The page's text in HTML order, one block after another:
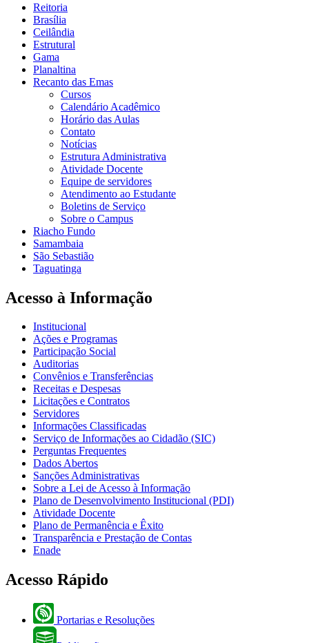
Reitoria
Brasília
Ceilândia
Estrutural
Gama
Planaltina
Recanto das Emas
Cursos
Calendário Acadêmico
Horário das Aulas
Contato
Notícias
Estrutura Administrativa
Atividade Docente
Equipe de servidores
Atendimento ao Estudante
Boletins de Serviço
Sobre o Campus
Riacho Fundo
Samambaia
São Sebastião
Taguatinga
Acesso à Informação
Institucional
Ações e Programas
Participação Social
Auditorias
Convênios e Transferências
Receitas e Despesas
Licitações e Contratos
Servidores
Informações Classificadas
Serviço de Informações ao Cidadão (SIC)
Perguntas Frequentes
Dados Abertos
Sanções Administrativas
Sobre a Lei de Acesso à Informação
Plano de Desenvolvimento Institucional (PDI)
Atividade Docente
Plano de Permanência e Êxito
Transparência e Prestação de Contas
Enade
Acesso Rápido
Portarias e Resoluções